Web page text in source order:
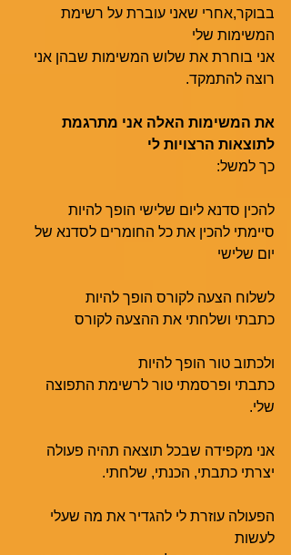
בבוקר,אחרי שאני עוברת על רשימת
המשימות שלי
אני בוחרת את שלוש המשימות שבהן אני
רוצה להתמקד.
את המשימות האלה אני מתרגמת
לתוצאות הרצויות לי
כך למשל:
להכין סדנא ליום שלישי הופך להיות
סיימתי להכין את כל החומרים לסדנא של
יום שלישי
לשלוח הצעה לקורס הופך להיות
כתבתי ושלחתי את ההצעה לקורס
ולכתוב טור הופך להיות
כתבתי ופרסמתי טור לרשימת התפוצה
שלי.
אני מקפידה שבכל תוצאה תהיה פעולה
יצרתי כתבתי, הכנתי, שלחתי.
הפעולה עוזרת לי להגדיר את מה שעלי
לעשות